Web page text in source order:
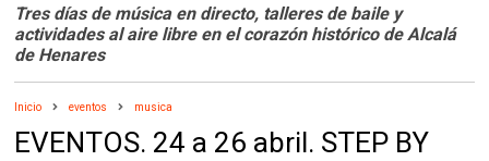
Tres días de música en directo, talleres de baile y
actividades al aire libre en el corazón histórico de Alcalá
de Henares
Inicio eventos musica
EVENTOS. 24 a 26 abril. STEP BY